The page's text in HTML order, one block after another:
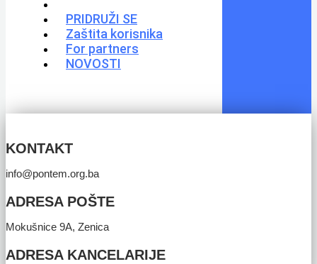
PRIDRUŽI SE
Zaštita korisnika
For partners
NOVOSTI
KONTAKT
info@pontem.org.ba
ADRESA POŠTE
Mokušnice 9A, Zenica
ADRESA KANCELARIJE